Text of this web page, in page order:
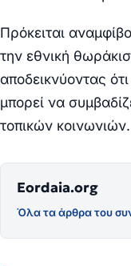
Πρόκειται
την εθνική
αποδεικνύοντας
μπορεί να
τοπικών κοινωνιών.
Eordaia.org
Όλα τα άρθρα του